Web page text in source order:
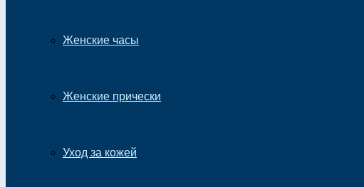
Женские часы
Женские прически
Уход за кожей